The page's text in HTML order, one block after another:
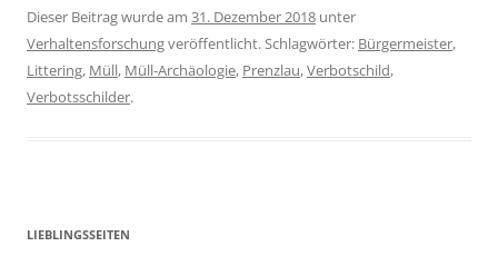
Dieser Beitrag wurde am 31. Dezember 2018 unter
Verhaltensforschungveröffentlicht. Schlagwörter: Bürgermeister,
Littering, Müll, Müll-Archäologie, Prenzlau,Verbotschild,
Verbotsschilder.
LIEBLINGSSEITEN